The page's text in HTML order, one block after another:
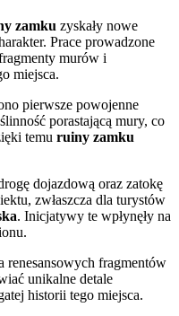
zamku zyskały nowe
Prace prowadzone
murów i
miejsca.
pierwsze powojenne
porastającą mury, co
temu ruiny zamku
dojazdową oraz zatokę
zwłaszcza dla turystów
. Inicjatywy te wpłynęły na
renesansowych fragmentów
unikalne detale
historii tego miejsca.